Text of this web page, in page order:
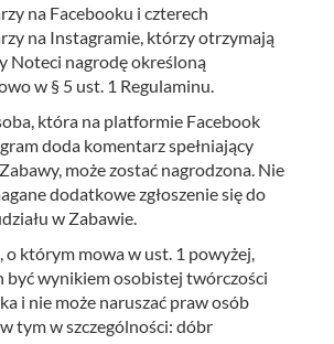
na Facebooku i czterech
na Instagramie, którzy otrzymają
Noteci nagrodę określoną
w § 5 ust. 1 Regulaminu.
która na platformie Facebook
doda komentarz spełniający
może zostać nagrodzona. Nie
dodatkowe zgłoszenie się do
w Zabawie.
o którym mowa w ust. 1 powyżej,
być wynikiem osobistej twórczości
i nie może naruszać praw osób
tym w szczególności: dóbr